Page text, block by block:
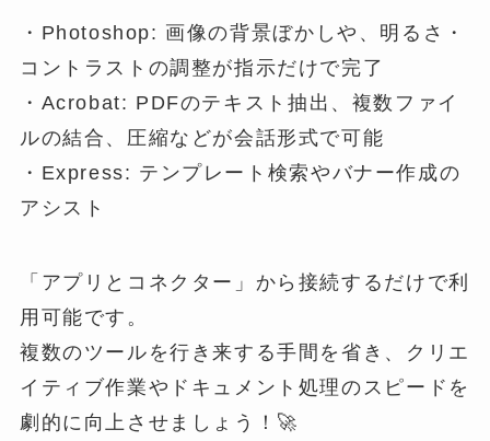
・Photoshop: 画像の背景ぼかしや、明るさ・
コントラストの調整が指示だけで完了
・Acrobat: PDFのテキスト抽出、複数ファイ
ルの結合、圧縮などが会話形式で可能
・Express: テンプレート検索やバナー作成の
アシスト
「アプリとコネクター」から接続するだけで利
用可能です。
複数のツールを行き来する手間を省き、クリエ
イティブ作業やドキュメント処理のスピードを
劇的に向上させましょう！🚀